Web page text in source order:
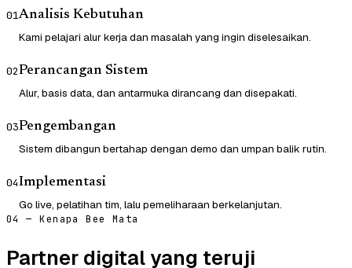
01Analisis Kebutuhan
Kami pelajari alur kerja dan masalah yang ingin diselesaikan.
02Perancangan Sistem
Alur, basis data, dan antarmuka dirancang dan disepakati.
03Pengembangan
Sistem dibangun bertahap dengan demo dan umpan balik rutin.
04Implementasi
Go live, pelatihan tim, lalu pemeliharaan berkelanjutan.
04 — Kenapa Bee Mata
Partner digital yang teruji